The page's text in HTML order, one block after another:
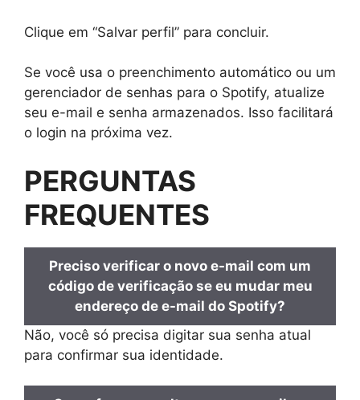
Clique em “Salvar perfil” para concluir.
Se você usa o preenchimento automático ou um
gerenciador de senhas para o Spotify, atualize
seu e-mail e senha armazenados. Isso facilitará
o login na próxima vez.
PERGUNTAS
FREQUENTES
Preciso verificar o novo e-mail com um
código de verificação se eu mudar meu
endereço de e-mail do Spotify?
Não, você só precisa digitar sua senha atual
para confirmar sua identidade.